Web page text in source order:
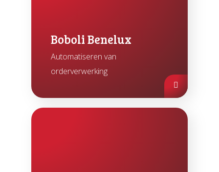
Boboli Benelux
Automatiseren van
orderverwerking